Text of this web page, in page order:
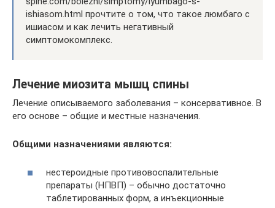
ishiasom.html прочтите о том, что такое люмбаго с
ишиасом и как лечить негативный
симптомокомплекс.
Лечение миозита мышц спины
Лечение описываемого заболевания – консервативное. В
его основе – общие и местные назначения.
Общими назначениями являются:
нестероидные противовоспалительные
препараты (НПВП) – обычно достаточно
таблетированных форм, а инъекционные